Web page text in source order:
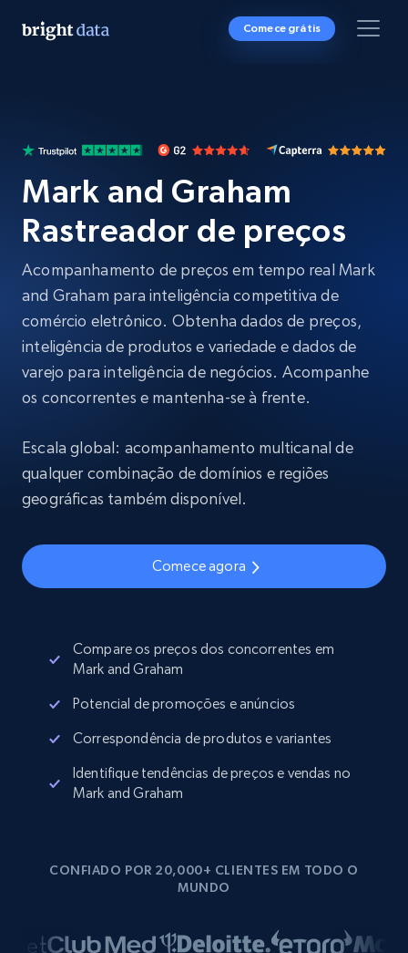
Comece grátis
Mark and Graham
Rastreador de preços
Acompanhamento de preços em tempo real Mark
and Graham para inteligência competitiva de
comércio eletrônico. Obtenha dados de preços,
inteligência de produtos e variedade e dados de
varejo para inteligência de negócios. Acompanhe
os concorrentes e mantenha-se à frente.
Escala global: acompanhamento multicanal de
qualquer combinação de domínios e regiões
geográficas também disponível.
Comece agora
Compare os preços dos concorrentes em
Mark and Graham
Potencial de promoções e anúncios
Correspondência de produtos e variantes
Identifique tendências de preços e vendas no
Mark and Graham
CONFIADO POR 20,000+ CLIENTES EM TODO O
MUNDO